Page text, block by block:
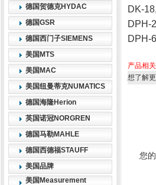
德国贺德克HYDAC
德国GSR
德国西门子SIEMENS
美国MTS
美国MAC
美国纽曼蒂克NUMATICS
德国海隆Herion
英国诺冠NORGREN
德国马勒MAHLE
德国西德福STAUFF
美国品牌
美国Measurement
DK-
DPH-
DPH-
产品相
想了解
您